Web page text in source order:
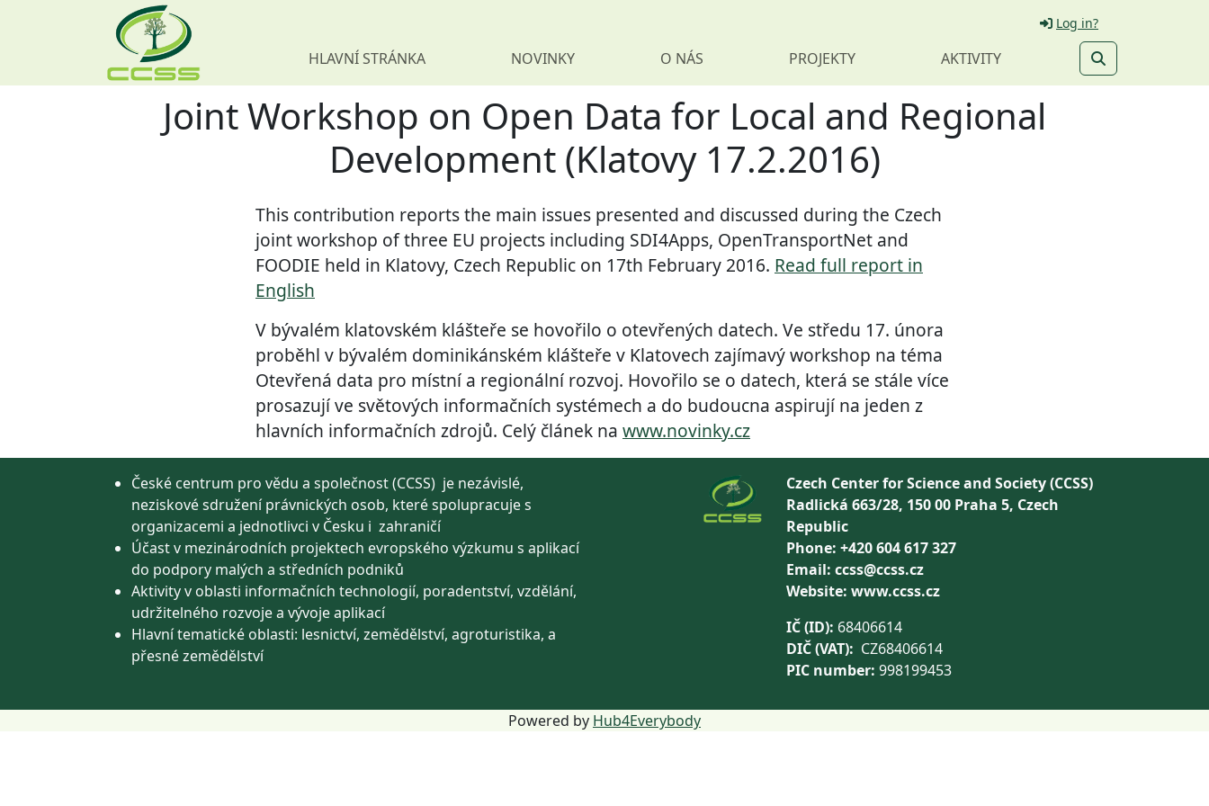
Log in?
HLAVNÍ STRÁNKA NOVINKY O NÁS PROJEKTY AKTIVITY
Joint Workshop on Open Data for Local and Regional
Development (Klatovy 17.2.2016)
This contribution reports the main issues presented and discussed during the Czech
joint workshop of three EU projects including SDI4Apps, OpenTransportNet and
FOODIE held in Klatovy, Czech Republic on 17th February 2016. Read full report in
English
V bývalém klatovském klášteře se hovořilo o otevřených datech. Ve středu 17. února
proběhl v bývalém dominikánském klášteře v Klatovech zajímavý workshop na téma
Otevřená data pro místní a regionální rozvoj. Hovořilo se o datech, která se stále více
prosazují ve světových informačních systémech a do budoucna aspirují na jeden z
hlavních informačních zdrojů. Celý článek na www.novinky.cz
České centrum pro vědu a společnost (CCSS) je nezávislé,
neziskové sdružení právnických osob, které spolupracuje s
organizacemi a jednotlivci v Česku i zahraničí
Účast v mezinárodních projektech evropského výzkumu s aplikací
do podpory malých a středních podniků
Aktivity v oblasti informačních technologií, poradentství, vzdělání,
udržitelného rozvoje a vývoje aplikací
Hlavní tematické oblasti: lesnictví, zemědělství, agroturistika, a
přesné zemědělství
Czech Center for Science and Society (CCSS)
Radlická 663/28, 150 00 Praha 5, Czech
Republic
Phone: +420 604 617 327
Email: ccss@ccss.cz
Website: www.ccss.cz
IČ (ID): 68406614
DIČ (VAT): CZ68406614
PIC number: 998199453
Powered by Hub4Everybody